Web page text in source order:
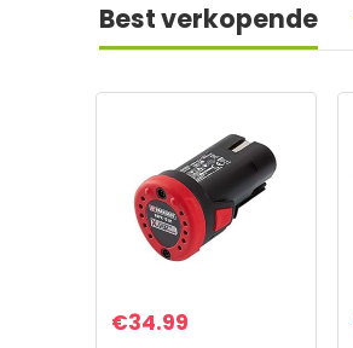
Best verkopende
€34.99